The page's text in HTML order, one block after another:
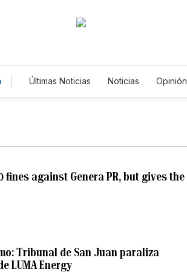
Últimas Noticias Noticias Opinión
against Genera PR, but gives the
Tribunal de San Juan paraliza
LUMA Energy